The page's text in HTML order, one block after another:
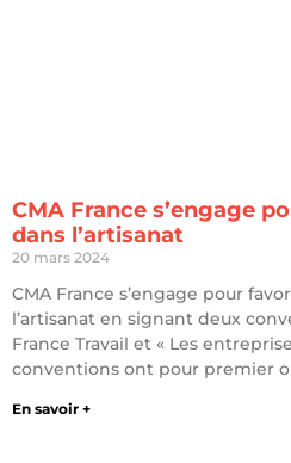
CMA France s’engage
dans l’artisanat
20 mars 2024
CMA France s’engage pour
l’artisanat en signant deux
France Travail et « Les
conventions ont pour premier
En savoir +